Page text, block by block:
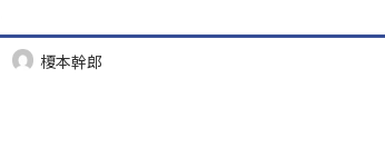
榎本幹郎